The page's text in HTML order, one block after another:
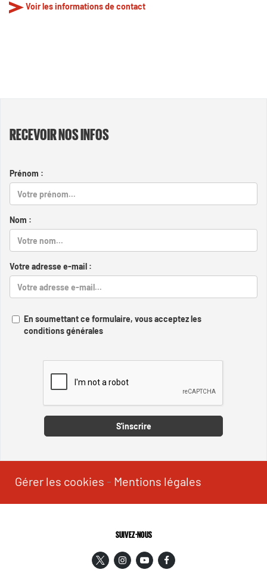
Voir les informations de contact
RECEVOIR NOS INFOS
Prénom :
Nom :
Votre adresse e-mail :
En soumettant ce formulaire, vous acceptez les
conditions générales
S'inscrire
Gérer les cookies - Mentions légales
SUIVEZ-NOUS